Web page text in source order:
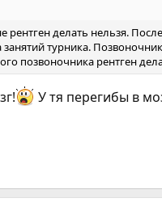
рентген делать нельзя.
занятий турника.
позвоночника рентген
У тя перегибы в